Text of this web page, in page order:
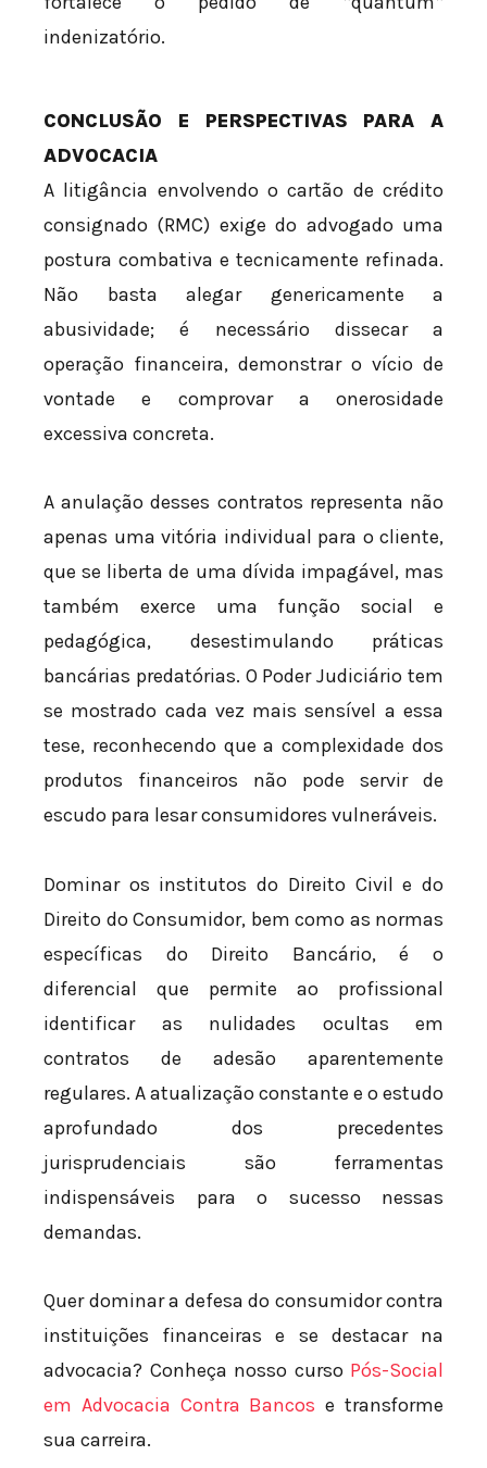
indenizatório.
CONCLUSÃO E PERSPECTIVAS PARA A
ADVOCACIA
A litigância envolvendo o cartão de crédito
consignado (RMC) exige do advogado uma
postura combativa e tecnicamente refinada.
Não basta alegar genericamente a
abusividade; é necessário dissecar a
operação financeira, demonstrar o vício de
vontade e comprovar a onerosidade
excessiva concreta.
A anulação desses contratos representa não
apenas uma vitória individual para o cliente,
que se liberta de uma dívida impagável, mas
também exerce uma função social e
pedagógica, desestimulando práticas
bancárias predatórias. O Poder Judiciário tem
se mostrado cada vez mais sensível a essa
tese, reconhecendo que a complexidade dos
produtos financeiros não pode servir de
escudo para lesar consumidores vulneráveis.
Dominar os institutos do Direito Civil e do
Direito do Consumidor, bem como as normas
específicas do Direito Bancário, é o
diferencial que permite ao profissional
identificar as nulidades ocultas em
contratos de adesão aparentemente
regulares. A atualização constante e o estudo
aprofundado dos precedentes
jurisprudenciais são ferramentas
indispensáveis para o sucesso nessas
demandas.
Quer dominar a defesa do consumidor contra
instituições financeiras e se destacar na
advocacia? Conheça nosso curso Pós-Social
em Advocacia Contra Bancos e transforme
sua carreira.